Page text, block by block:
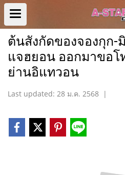
ต้นสังกัดของจองกุก-
แจฮยอน ออกมาขอโ
ย่านอิแทวอน
Last updated: 28 ม.ค. 2568 |